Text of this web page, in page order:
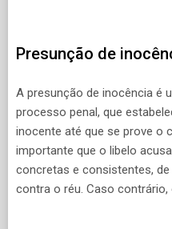
Presunção de
A presunção de inocência é
processo penal, que
inocente até que se prove o
importante que o libelo
concretas e consistentes,
contra o réu. Caso contrário,